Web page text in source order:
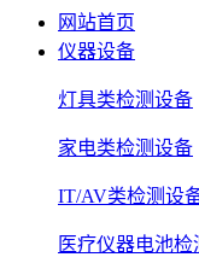
网站首页
仪器设备
灯具类检测设备
家电类检测设备
IT/AV类检测设
医疗仪器电池检